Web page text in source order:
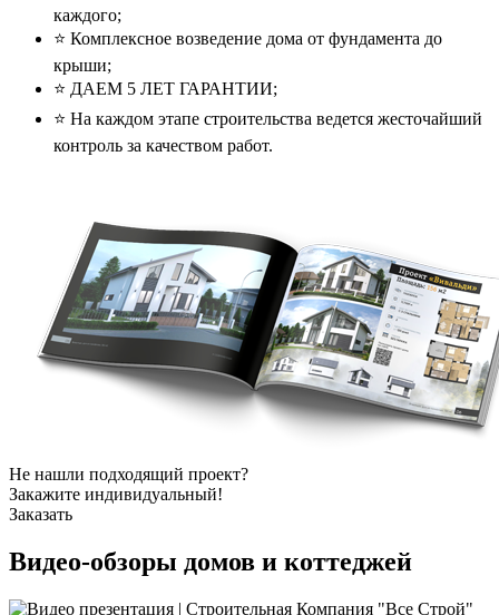
каждого;
⭐️ Комплексное возведение дома от фундамента до
крыши;
⭐️ ДАЕМ 5 ЛЕТ ГАРАНТИИ;
⭐️ На каждом этапе строительства ведется жесточайший
контроль за качеством работ.
Не нашли подходящий проект?
Закажите индивидуальный!
Заказать
Видео-обзоры домов и коттеджей